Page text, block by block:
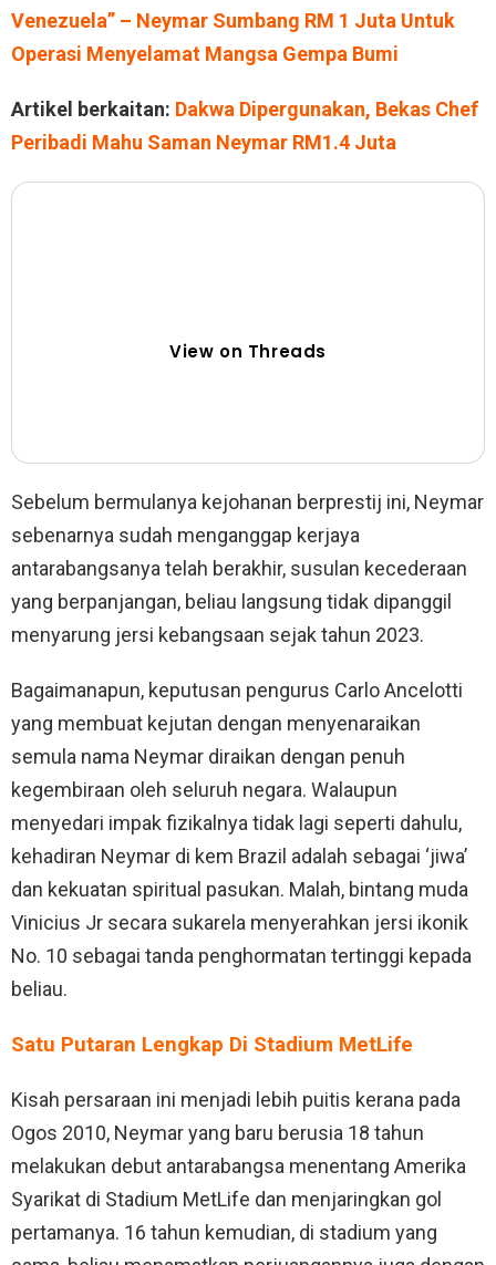
Venezuela” – Neymar Sumbang RM 1 Juta Untuk
Operasi Menyelamat Mangsa Gempa Bumi
Artikel berkaitan: Dakwa Dipergunakan, Bekas Chef
Peribadi Mahu Saman Neymar RM1.4 Juta
View on Threads
Sebelum bermulanya kejohanan berprestij ini, Neymar
sebenarnya sudah menganggap kerjaya
antarabangsanya telah berakhir, susulan kecederaan
yang berpanjangan, beliau langsung tidak dipanggil
menyarung jersi kebangsaan sejak tahun 2023.
Bagaimanapun, keputusan pengurus Carlo Ancelotti
yang membuat kejutan dengan menyenaraikan
semula nama Neymar diraikan dengan penuh
kegembiraan oleh seluruh negara. Walaupun
menyedari impak fizikalnya tidak lagi seperti dahulu,
kehadiran Neymar di kem Brazil adalah sebagai ‘jiwa’
dan kekuatan spiritual pasukan. Malah, bintang muda
Vinicius Jr secara sukarela menyerahkan jersi ikonik
No. 10 sebagai tanda penghormatan tertinggi kepada
beliau.
Satu Putaran Lengkap Di Stadium MetLife
Kisah persaraan ini menjadi lebih puitis kerana pada
Ogos 2010, Neymar yang baru berusia 18 tahun
melakukan debut antarabangsa menentang Amerika
Syarikat di Stadium MetLife dan menjaringkan gol
pertamanya. 16 tahun kemudian, di stadium yang